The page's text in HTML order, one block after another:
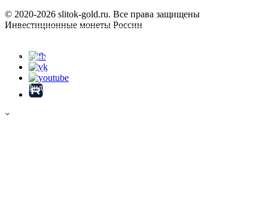
© 2020-2026 slitok-gold.ru. Все права защищены
Инвестиционные монеты России
×
соглашаетесь на обработку файлов Cookie
на условиях, указанных в
конфиденциальности